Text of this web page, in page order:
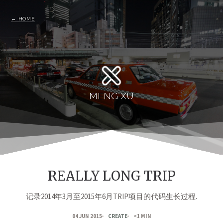
← HOME
MENG XU
REALLY LONG TRIP
记录2014年3月至2015年6月TRIP项目的代码生长过程.
04 JUN 2015 CREATE <1 MIN